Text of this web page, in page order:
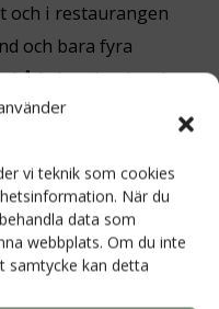
vi teknik som cookies
När du
data som
webbplats. Om du inte
samtycke kan detta
och i restaurangen
och bara fyra
både handsprit och